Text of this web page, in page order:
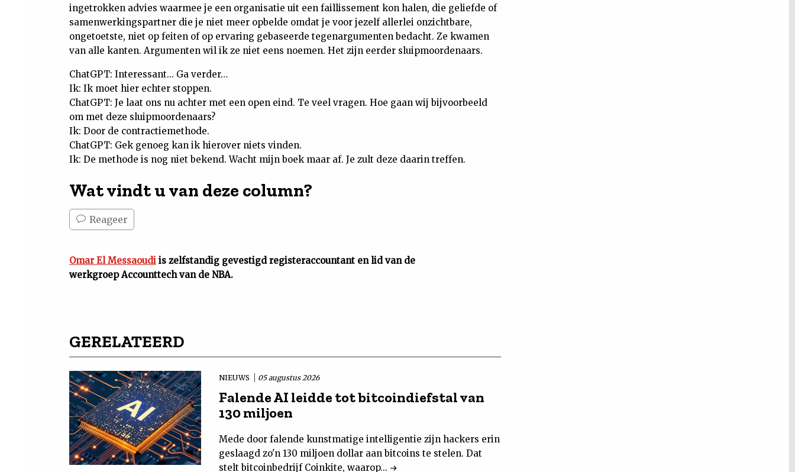
ingetrokken advies waarmee je een organisatie uit een faillissement kon halen, die geliefde of
samenwerkingspartner die je niet meer opbelde omdat je voor jezelf allerlei onzichtbare,
ongetoetste, niet op feiten of op ervaring gebaseerde tegenargumenten bedacht. Ze kwamen
van alle kanten. Argumenten wil ik ze niet eens noemen. Het zijn eerder sluipmoordenaars.
ChatGPT: Interessant... Ga verder…
Ik: Ik moet hier echter stoppen.
ChatGPT: Je laat ons nu achter met een open eind. Te veel vragen. Hoe gaan wij bijvoorbeeld
om met deze sluipmoordenaars?
Ik: Door de contractiemethode.
ChatGPT: Gek genoeg kan ik hierover niets vinden.
Ik: De methode is nog niet bekend. Wacht mijn boek maar af. Je zult deze daarin treffen.
Wat vindt u van deze column?
Reageer
Omar El Messaoudi is zelfstandig gevestigd registeraccountant en lid van de
werkgroep Accounttech van de NBA.
GERELATEERD
NIEUWS 05 augustus 2026
Falende AI leidde tot bitcoindiefstal van
130 miljoen
Mede door falende kunstmatige intelligentie zijn hackers erin
geslaagd zo'n 130 miljoen dollar aan bitcoins te stelen. Dat
stelt bitcoinbedrijf Coinkite, waarop...